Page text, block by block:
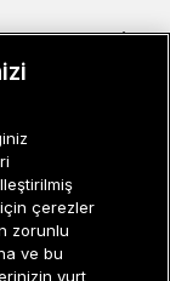
çerezler
zorunlu
ve bu
yurt